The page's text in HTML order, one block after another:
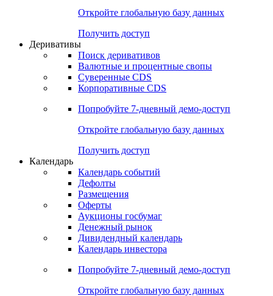
Поиск Mutual Funds
Попробуйте7-дневный
Откройте глобальную базу данных
Получить доступ
Деривативы
Валютные и процентные свопы
Корпоративные CDS
Попробуйте7-дневный
Откройте глобальную базу данных
Получить доступ
Календарь
Календарь событий
Дефолты
Размещения
Оферты
Денежный рынок
Календарь инвестора